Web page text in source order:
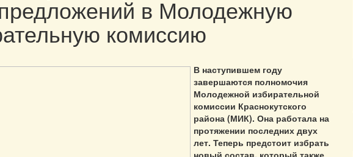
в Молодежную
комиссию
В наступившем году
завершаются полномочия
Молодежной избирательной
комиссии Краснокутского
района (МИК). Она работала на
протяжении последних двух
лет. Теперь предстоит избрать